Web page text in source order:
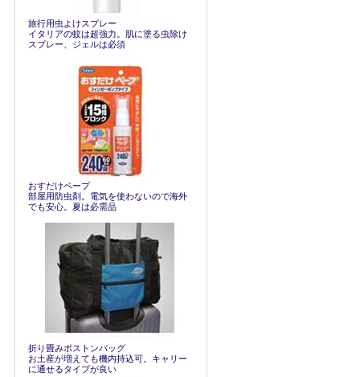
旅行用虫よけスプレー
イタリアの蚊は超強力。肌に塗る虫除け
スプレー、ジェルは必須
おすだけベープ
部屋用防虫剤。電気を使わないので海外
でも安心。夏は必需品
折り畳みボストンバッグ
お土産が増えても機内持込可。キャリー
に通せるタイプが良い